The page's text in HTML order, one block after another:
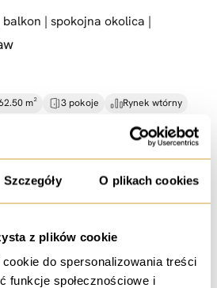
Szczegóły O plikach cookies
z plików cookie
do spersonalizowania treści
funkcje społecznościowe i
balkon | spokojna okolica |
m² 3 pokoje
Rynek wtórny
2 pok. -obok Magnolii